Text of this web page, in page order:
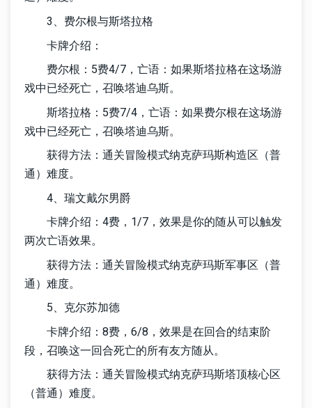
3、费尔根与斯塔拉格
卡牌介绍：
费尔根：5费4/7，亡语：如果斯塔拉格在这场游
戏中已经死亡，召唤塔迪乌斯。
斯塔拉格：5费7/4，亡语：如果费尔根在这场游
戏中已经死亡，召唤塔迪乌斯。
获得方法：通关冒险模式纳克萨玛斯构造区（普
通）难度。
4、瑞文戴尔男爵
卡牌介绍：4费，1/7，效果是你的随从可以触发
两次亡语效果。
获得方法：通关冒险模式纳克萨玛斯军事区（普
通）难度。
5、克尔苏加德
卡牌介绍：8费，6/8，效果是在回合的结束阶
段，召唤这一回合死亡的所有友方随从。
获得方法：通关冒险模式纳克萨玛斯塔顶核心区
（普通）难度。